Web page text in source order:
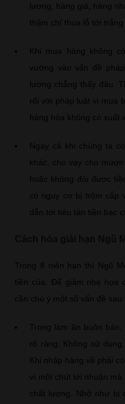
lượng, hàng giả, hàng
thậm chí thua lỗ tới trắng
Khi mua hàng không
vướng vào vấn đề
lượng chẳng thấy đâu.
rối với pháp luật vì mua
hàng hóa không có xuất
Ngay cả khi chúng ta
khác, cho vay cho
hoặc không đòi được
có nguy cơ bị trộm cắp
dẫn tới tiêu tán tiền bạc
Trong 8 niên hạn thì Ngũ
tiền của. Để giảm nhẹ họa
cần chú ý một số vấn đề sau:
Trong làm ăn buôn
rõ ràng. Không sử dụng
Khi nhập hàng về phải
vì một chút lợi nhuận mà
chất lượng. Nhỡ như bị